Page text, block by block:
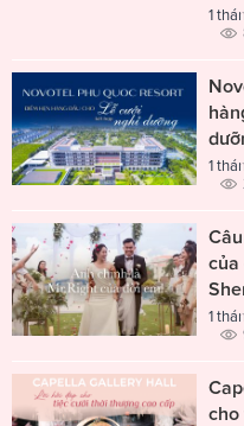
1
1
của
1
cho